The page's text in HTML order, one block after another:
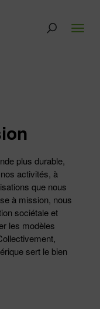
plus durable,
activités, à
que nous
à mission, nous
sociétale et
les modèles
sert le bien